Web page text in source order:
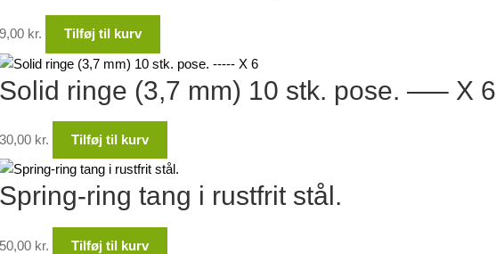
kr. Tilføj til kurv
ringe (3,7 mm) 10 stk. pose. —– X 6
kr. Tilføj til kurv
ring tang i rustfrit stål.
kr. Tilføj til kurv